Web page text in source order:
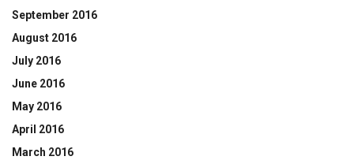
September 2016
August 2016
July 2016
June 2016
May 2016
April 2016
March 2016